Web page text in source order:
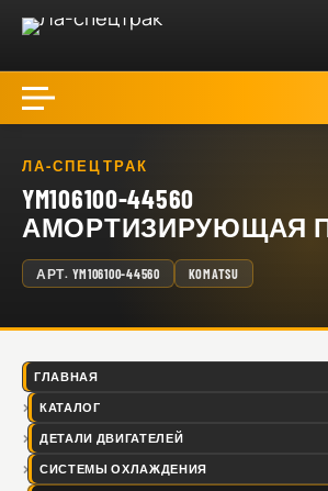
ЛА-СПЕЦТРАК
YM106100-44560
АМОРТИЗИРУЮЩАЯ
АРТ. YM106100-44560 KOMATSU
ГЛАВНАЯ
КАТАЛОГ
ДЕТАЛИ ДВИГАТЕЛЕЙ
СИСТЕМЫ ОХЛАЖДЕНИЯ